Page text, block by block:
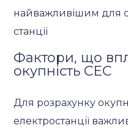
найважливішим для
станції
Фактори, що
окупність СЕС
Для розрахунку
електростанції